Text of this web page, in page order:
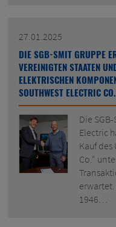
27.01.2025
DIE SGB-SMIT GRUPPE
VEREINIGTEN STAATEN
ELEKTRISCHEN
SOUTHWEST ELECTRIC CO.
Die
Electric
Kauf
Co.“
1946…